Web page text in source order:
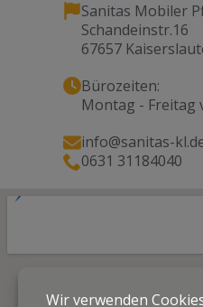
Sanitas Mobiler
Schandeinstr.16
67657
Bürozeiten:
Montag - Freitag
info@sanitas-
0631 31184040